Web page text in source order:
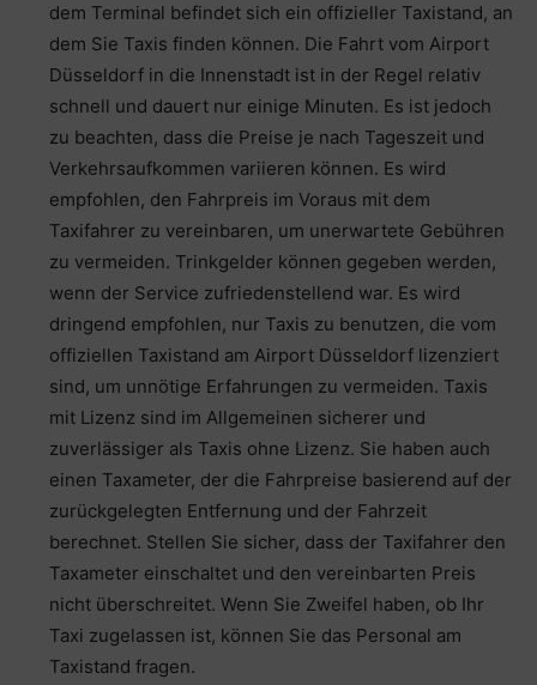
dem Terminal befindet sich ein offizieller Taxistand, an
dem Sie Taxis finden können. Die Fahrt vom Airport
Düsseldorf in die Innenstadt ist in der Regel relativ
schnell und dauert nur einige Minuten. Es ist jedoch
zu beachten, dass die Preise je nach Tageszeit und
Verkehrsaufkommen variieren können. Es wird
empfohlen, den Fahrpreis im Voraus mit dem
Taxifahrer zu vereinbaren, um unerwartete Gebühren
zu vermeiden. Trinkgelder können gegeben werden,
wenn der Service zufriedenstellend war. Es wird
dringend empfohlen, nur Taxis zu benutzen, die vom
offiziellen Taxistand am Airport Düsseldorf lizenziert
sind, um unnötige Erfahrungen zu vermeiden. Taxis
mit Lizenz sind im Allgemeinen sicherer und
zuverlässiger als Taxis ohne Lizenz. Sie haben auch
einen Taxameter, der die Fahrpreise basierend auf der
zurückgelegten Entfernung und der Fahrzeit
berechnet. Stellen Sie sicher, dass der Taxifahrer den
Taxameter einschaltet und den vereinbarten Preis
nicht überschreitet. Wenn Sie Zweifel haben, ob Ihr
Taxi zugelassen ist, können Sie das Personal am
Taxistand fragen.